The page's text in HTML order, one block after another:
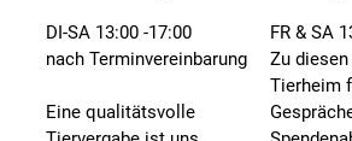
DI-SA 13:00 -17:00
nach Terminvereinbarung
Eine qualitätsvolle
FR & SA
Zu
Tierheim